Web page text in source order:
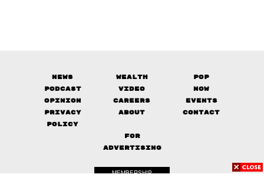
News Wealth
Pop
Podcast
Video
Now
Opinion
Careers
Events
Privacy
Policy
About Contact
FOR
ADVERTISING
MEMBERSHIP